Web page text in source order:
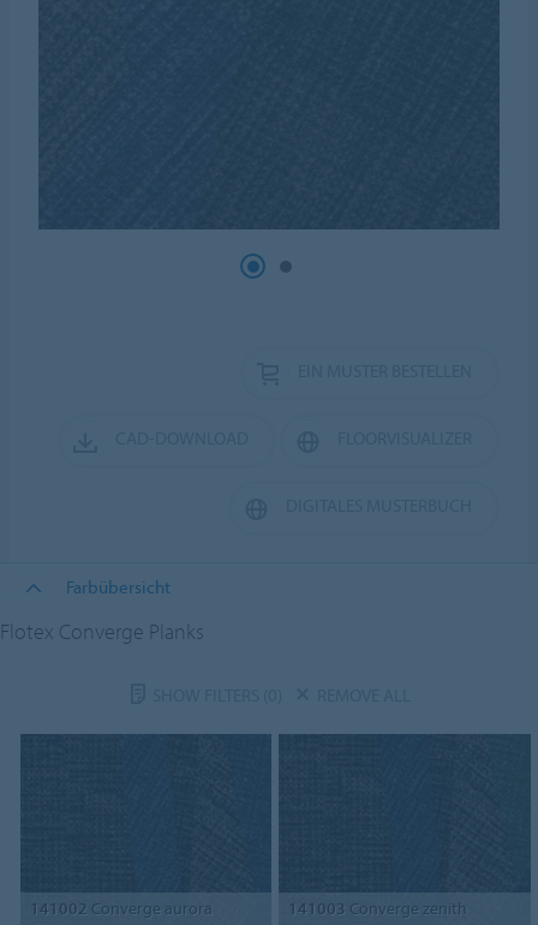
Farbübersicht
Flotex Converge Planks
141002 Converge aurora 141003 Converge zenith